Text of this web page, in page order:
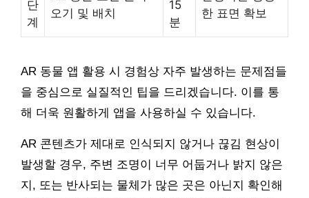
단
계
오기 및 배치
15
분
한 표면 확보
AR 동물 앱 활용 시 경험상 자주 발생하는 문제점들
을 중심으로 실질적인 팁을 드리겠습니다. 이를 통
해 더욱 원활하게 앱을 사용하실 수 있습니다.
AR 콘텐츠가 제대로 인식되지 않거나 끊김 현상이
발생할 경우, 주변 조명이 너무 어둡거나 밝지 않은
지, 또는 반사되는 물체가 많은 곳은 아닌지 확인해